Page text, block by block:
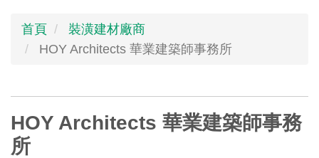
首頁
裝潢建材廠商
HOY Architects 華業建築師事務所
HOY Architects 華業建築師事務
所